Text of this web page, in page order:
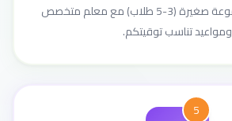
يلتحق طفلك بمجموعة صغيرة (3-5 طلاب) مع معلم متخصص
ومواعيد تناسب توقيتكم.
5